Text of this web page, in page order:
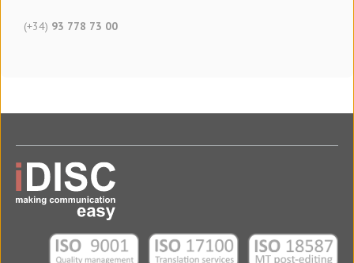
(+34) 93 778 73 00